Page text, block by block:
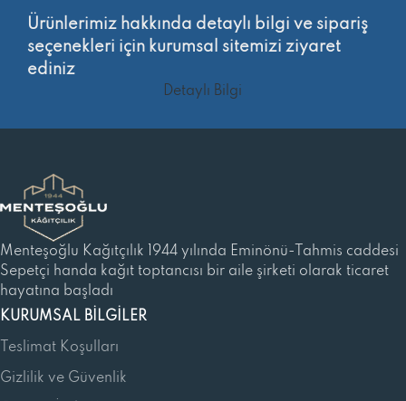
Detaylı Bilgi
Ürünlerimiz hakkında detaylı bilgi ve sipariş
seçenekleri için kurumsal sitemizi ziyaret
ediniz
Menteşoğlu Kağıtçılık 1944 yılında Eminönü-Tahmis caddesi
Sepetçi handa kağıt toptancısı bir aile şirketi olarak ticaret
hayatına başladı
KURUMSAL BILGILER
Teslimat Koşulları
Gizlilik ve Güvenlik